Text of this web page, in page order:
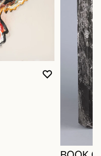
VOUS
FERMER
OUVRIR LA